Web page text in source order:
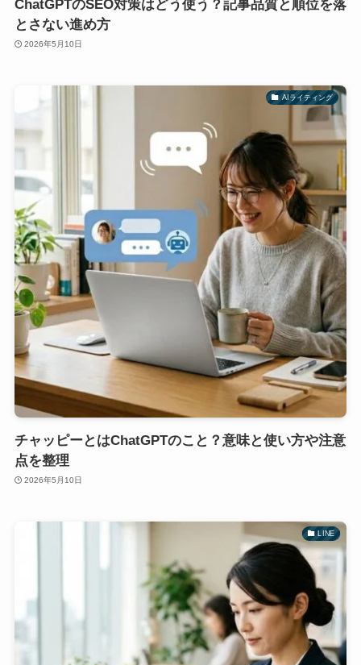
ChatGPTのSEO対策はどう使う？記事品質と順位を落
とさない進め方
2026年5月10日
AIライティング
チャッピーとはChatGPTのこと？意味と使い方や注意
点を整理
2026年5月10日
LINE